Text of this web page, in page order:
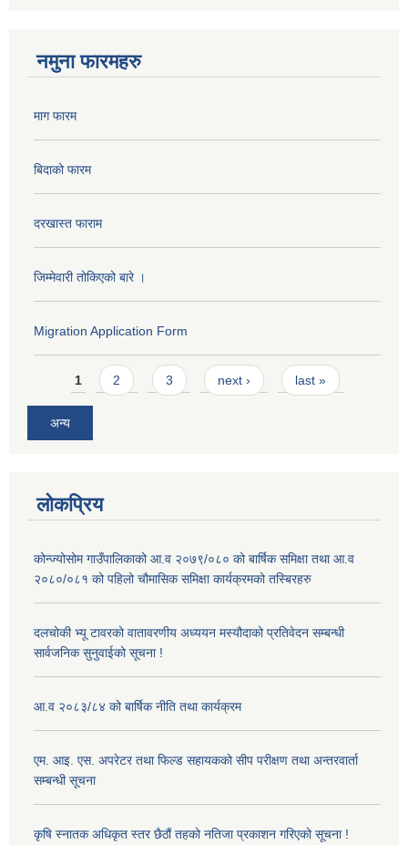
नमुना फारमहरु
माग फारम
बिदाको फारम
दरखास्त फाराम
जिम्मेवारी तोकिएको बारे ।
Migration Application Form
Pages
1 2 3 next › last »
अन्य
लोकप्रिय
कोन्ज्योसोम गाउँपालिकाको आ.व २०७९/०८० को बार्षिक समिक्षा तथा आ.व
२०८०/०८१ को पहिलो चौमासिक समिक्षा कार्यक्रमको तस्बिरहरु
दलचोकी भ्यू टावरको वातावरणीय अध्ययन मस्यौदाको प्रतिवेदन सम्बन्धी
सार्वजनिक सुनुवाईको सूचना !
आ.व २०८३/८४ को बार्षिक नीति तथा कार्यक्रम
एम. आइ. एस. अपरेटर तथा फिल्ड सहायकको सीप परीक्षण तथा अन्तरवार्ता
सम्बन्धी सूचना
कृषि स्नातक अधिकृत स्तर छैठौं तहको नतिजा प्रकाशन गरिएको सूचना !